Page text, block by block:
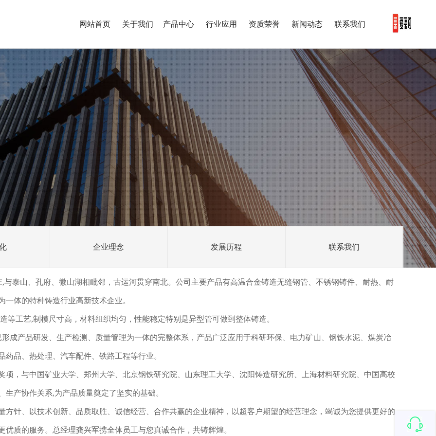
网站首页 关于我们 产品中心 行业应用 资质荣誉 新闻动态 联系我们
企业理念 发展历程 联系我们
泰山、孔府、微山湖相毗邻，古运河贯穿南北。公司主要产品有高温合金铸造无缝钢管、不锈钢铸件、耐热、耐
体的特种铸造行业高新技术企业。
等工艺,制模尺寸高，材料组织均匀，性能稳定特别是异型管可做到整体铸造。
成产品研发、生产检测、质量管理为一体的完整体系，产品广泛应用于科研环保、电力矿山、钢铁水泥、煤炭冶
品、热处理、汽车配件、铁路工程等行业。
，与中国矿业大学、郑州大学、北京钢铁研究院、山东理工大学、沈阳铸造研究所、上海材料研究院、中国高校
产协作关系,为产品质量奠定了坚实的基础。
针、以技术创新、品质取胜、诚信经营、合作共赢的企业精神，以超客户期望的经营理念，竭诚为您提供更好的
质的服务。总经理龚兴军携全体员工与您真诚合作，共铸辉煌。